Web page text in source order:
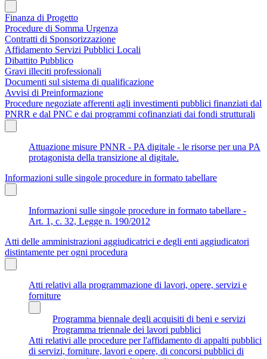
Finanza di Progetto
Procedure di Somma Urgenza
Contratti di Sponsorizzazione
Affidamento Servizi Pubblici Locali
Dibattito Pubblico
Gravi illeciti professionali
Documenti sul sistema di qualificazione
Avvisi di Preinformazione
Procedure negoziate afferenti agli investimenti pubblici finanziati dal
PNRR e dal PNC e dai programmi cofinanziati dai fondi strutturali
Attuazione misure PNNR - PA digitale - le risorse per una PA
protagonista della transizione al digitale.
Informazioni sulle singole procedure in formato tabellare
Informazioni sulle singole procedure in formato tabellare -
Art. 1, c. 32, Legge n. 190/2012
Atti delle amministrazioni aggiudicatrici e degli enti aggiudicatori
distintamente per ogni procedura
Atti relativi alla programmazione di lavori, opere, servizi e
forniture
Programma biennale degli acquisiti di beni e servizi
Programma triennale dei lavori pubblici
Atti relativi alle procedure per l'affidamento di appalti pubblici
di servizi, forniture, lavori e opere, di concorsi pubblici di